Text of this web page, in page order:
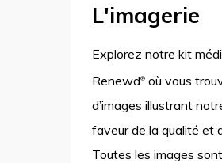
L'imagerie
Explorez notre kit
Renewd®où vous
d’images illustrant
faveur de la qualité et
Toutes les images